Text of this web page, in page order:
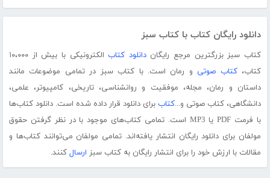
دانلود رایگان کتاب با کتاب سبز
کتاب سبز بزرگترین مرجع رایگاندانلود کتاب
الکترونیکی با بیش از ۱۰،۰۰۰
کتاب،کتاب صوتی و رمان است. با کتاب سبز در تمامی موضوعات مانند
داستان و رمان، مجله، موفقیت و روانشناسی، تاریخی، کامپیوتر، علمی،
دانشگاهی، کتاب صوتی و...کتاب برای دانلود قرار داده شده است. دانلود کتاب‌ها
با فرمت PDF یا MP3 است. تمامی کتاب‌های موجود با در نظر گرفتن حقوق
مولفان برای دانلود رایگان انتشار یافته‌اند. تمامی مولفان می‌توانند کتاب‌ها و
مقالات با ارزش خود را برای انتشار رایگان به کتاب سبز ارسال کنند.